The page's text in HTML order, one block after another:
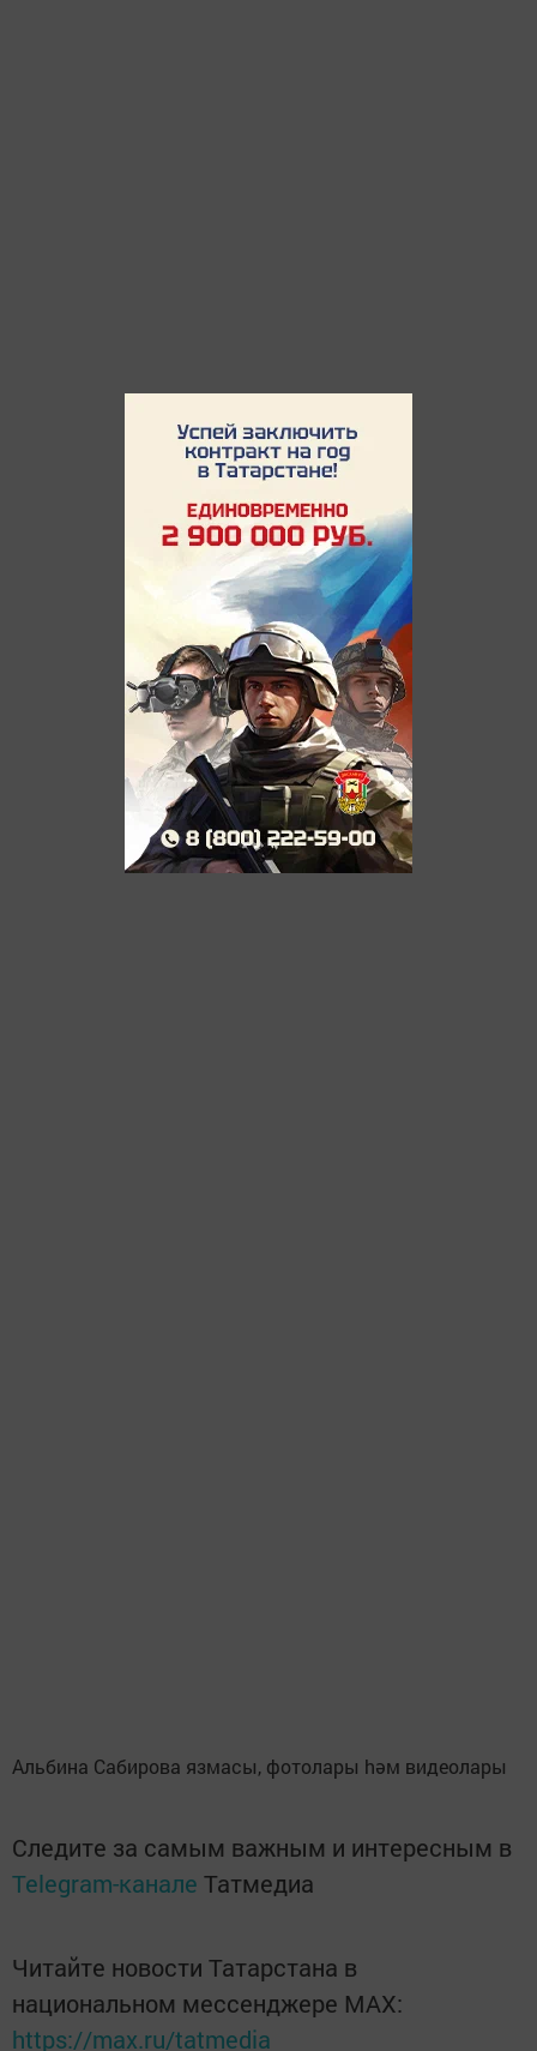
Альбина Сабирова язмасы, фотолары hәм видеолары
Следите за самым важным и интересным в
Telegram-канале Татмедиа
Читайте новости Татарстана в
национальном мессенджере MАХ:
https://max.ru/tatmedia